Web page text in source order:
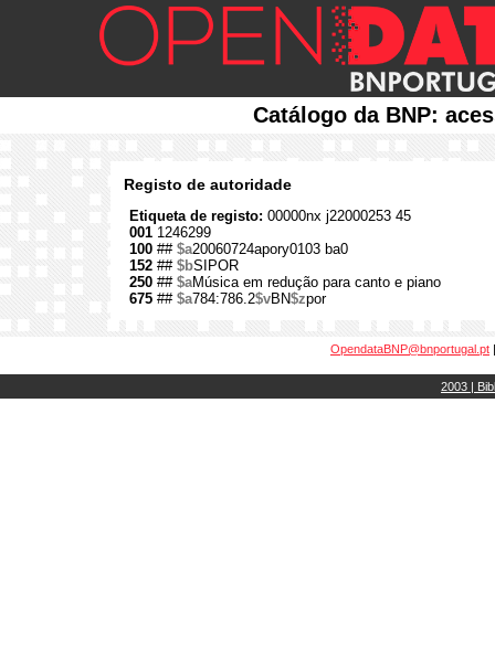
Catálogo da BNP:
Registo de autoridade
Etiqueta de registo: 00000nx j22000253 45
001 1246299
100 ## $a20060724apory0103 ba0
152 ## $bSIPOR
250 ## $aMúsica em redução para canto e piano
675 ## $a784:786.2$vBN$zpor
OpendataBNP@bnportugal.pt
2003 |